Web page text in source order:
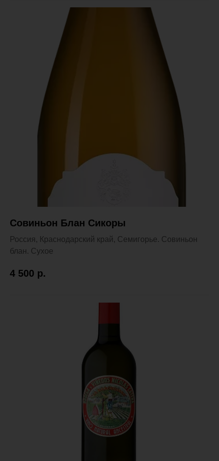
Совиньон Блан Сикоры
Россия, Краснодарский край, Семигорье. Совиньон
блан. Сухое
4 500 р.